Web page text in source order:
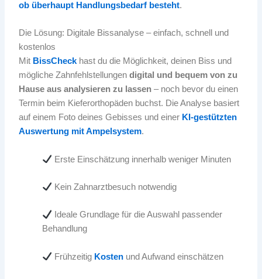
ob überhaupt Handlungsbedarf besteht.
Die Lösung: Digitale Bissanalyse – einfach, schnell und
kostenlos
Mit BissCheckhast du die Möglichkeit, deinen Biss und
mögliche Zahnfehlstellungendigital und bequem von zu
Hause aus analysieren zu lassen – noch bevor du einen
Termin beim Kieferorthopäden buchst. Die Analyse basiert
auf einem Foto deines Gebisses und einer KI-gestützten
Auswertung mit Ampelsystem.
Erste Einschätzung innerhalb weniger Minuten
Kein Zahnarztbesuch notwendig
Ideale Grundlage für die Auswahl passender
Behandlung
Frühzeitig Kosten und Aufwand einschätzen